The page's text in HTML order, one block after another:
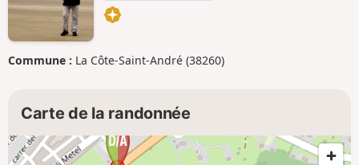
Commune : La Côte-Saint-André (38260)
Carte de la randonnée